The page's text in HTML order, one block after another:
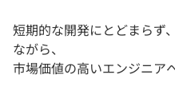
短期的な開発にとどまらず
ながら、
市場価値の高いエンジニア